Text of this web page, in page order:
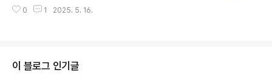
직후 또는 수 시간 내 발생할 수 있으며 수일간 지속될 수
증으로 인해 호흡 시 숨쉬기가 어려워지고, 다양한 유발 요
장을 줄 수 있어 조기 진단과 꾸준한 관리가 중요합니다.천
식 증상, 어떤 신호들이 있나요?호흡곤란: 천식의 대표 증
0 1 2025. 5. 16.
이 블로그 인기글